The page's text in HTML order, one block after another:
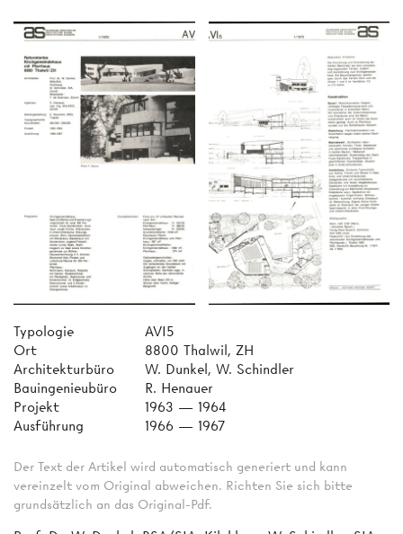
Typologie
AVI5
Ort
8800 Thalwil, ZH
Architekturbüro
W. Dunkel, W. Schindler
Bauingenieubüro
R. Henauer
Projekt
1963 — 1964
Ausführung
1966 — 1967
Der Text der Artikel wird automatisch generiert und kann
vereinzelt vom Original abweichen. Richten Sie sich bitte
grundsätzlich an das Original-Pdf.